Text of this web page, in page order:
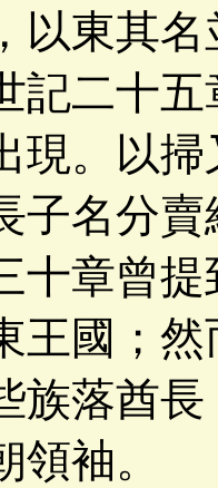
東其名
記二十
現。以
子名分
章曾提
王國；
族落酋
袖。